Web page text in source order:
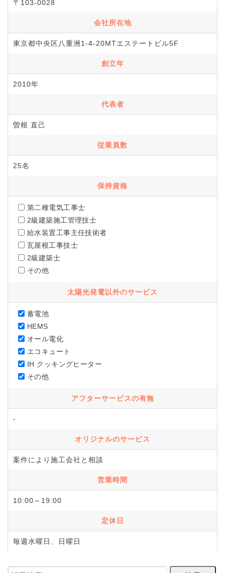
〒103-0028
会社所在地
東京都中央区八重洲1-4-20MTエステートビル5F
創立年
2010年
代表者
曽根 直己
従業員数
25名
保持資格
第二種電気工事士
2級建築施工管理技士
給水装置工事主任技術者
瓦屋根工事技士
2級建築士
その他
太陽光発電以外のサービス
蓄電池
HEMS
オール電化
エコキュート
IH クッキングヒーター
その他
アフターサービスの有無
-
オリジナルのサービス
案件により施工会社と相談
営業時間
10:00～19:00
定休日
毎週水曜日、日曜日